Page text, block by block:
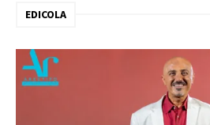
EDICOLA